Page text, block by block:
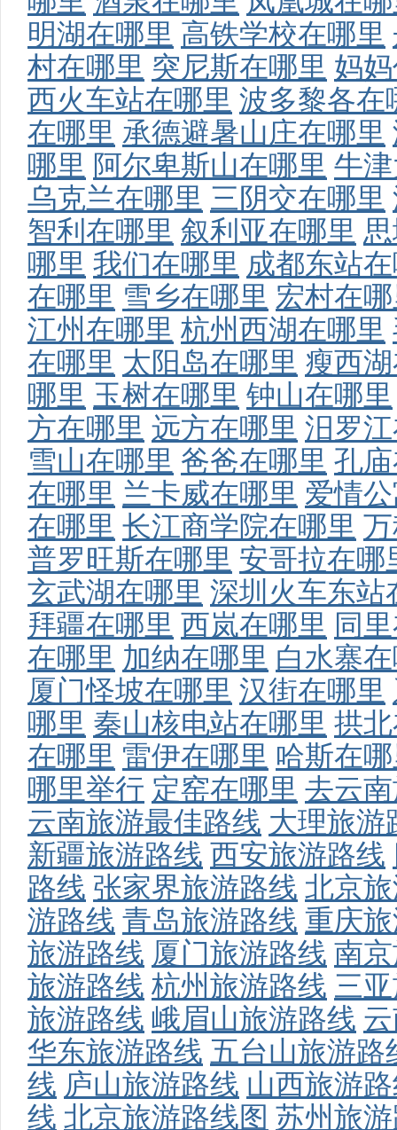
明湖在哪里 高铁学校在哪里
村在哪里 突尼斯在哪里 妈
西火车站在哪里 波多黎各在
在哪里 承德避暑山庄在哪里
哪里 阿尔卑斯山在哪里 牛
乌克兰在哪里 三阴交在哪里
智利在哪里 叙利亚在哪里
哪里 我们在哪里 成都东站
在哪里 雪乡在哪里 宏村在
江州在哪里 杭州西湖在哪里
在哪里 太阳岛在哪里 瘦西
哪里 玉树在哪里 钟山在哪里
方在哪里 远方在哪里 汨罗
雪山在哪里 爸爸在哪里 孔
在哪里 兰卡威在哪里 爱情
在哪里 长江商学院在哪里
普罗旺斯在哪里 安哥拉在哪
玄武湖在哪里 深圳火车东站
拜疆在哪里 西岚在哪里 同
在哪里 加纳在哪里 白水寨
厦门怪坡在哪里 汉街在哪里
哪里 秦山核电站在哪里 拱
在哪里 雷伊在哪里 哈斯在
哪里举行 定窑在哪里 去云
云南旅游最佳路线 大理旅游
新疆旅游路线 西安旅游路线
路线 张家界旅游路线 北京
游路线 青岛旅游路线 重庆
旅游路线 厦门旅游路线 南
旅游路线 杭州旅游路线 三
旅游路线 峨眉山旅游路线
华东旅游路线 五台山旅游路
线 庐山旅游路线 山西旅游
线 北京旅游路线图 苏州旅